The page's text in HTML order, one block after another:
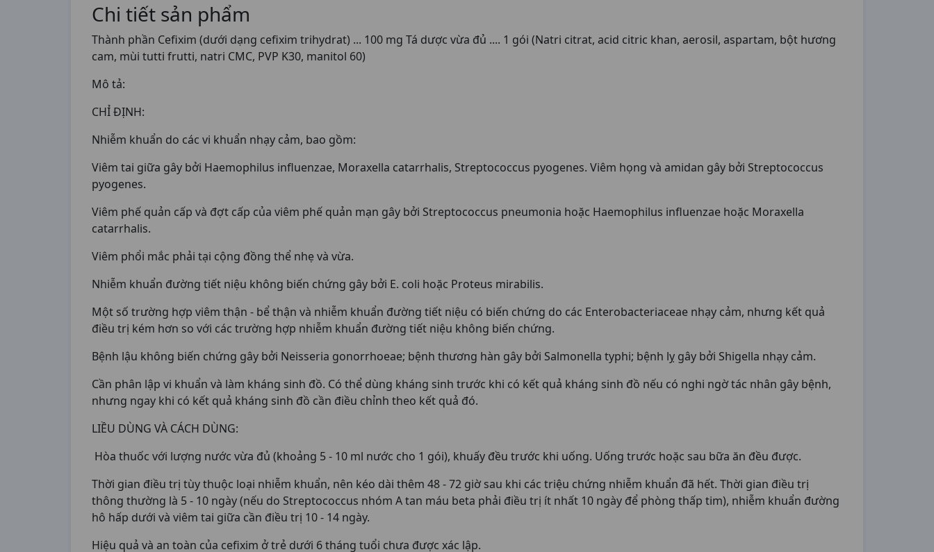
Chi tiết sản phẩm
Thành phần Cefixim (dưới dạng cefixim trihydrat) ... 100 mg Tá dược vừa đủ .... 1 gói (Natri citrat, acid citric khan, aerosil, aspartam, bột hương
cam, mùi tutti frutti, natri CMC, PVP K30, manitol 60)
Mô tả:
CHỈ ĐỊNH:
Nhiễm khuẩn do các vi khuẩn nhạy cảm, bao gồm:
Viêm tai giữa gây bởi Haemophilus influenzae, Moraxella catarrhalis, Streptococcus pyogenes. Viêm họng và amidan gây bởi Streptococcus
pyogenes.
Viêm phế quản cấp và đợt cấp của viêm phế quản mạn gây bởi Streptococcus pneumonia hoặc Haemophilus influenzae hoặc Moraxella
catarrhalis.
Viêm phổi mắc phải tại cộng đồng thể nhẹ và vừa.
Nhiễm khuẩn đường tiết niệu không biến chứng gây bởi E. coli hoặc Proteus mirabilis.
Một số trường hợp viêm thận - bể thận và nhiễm khuẩn đường tiết niệu có biến chứng do các Enterobacteriaceae nhạy cảm, nhưng kết quả
điều trị kém hơn so với các trường hợp nhiễm khuẩn đường tiết niệu không biến chứng.
Bệnh lậu không biến chứng gây bởi Neisseria gonorrhoeae; bệnh thương hàn gây bởi Salmonella typhi; bệnh lỵ gây bởi Shigella nhạy cảm.
Cần phân lập vi khuẩn và làm kháng sinh đồ. Có thể dùng kháng sinh trước khi có kết quả kháng sinh đồ nếu có nghi ngờ tác nhân gây bệnh,
nhưng ngay khi có kết quả kháng sinh đồ cần điều chỉnh theo kết quả đó.
LIỀU DÙNG VÀ CÁCH DÙNG:
Hòa thuốc với lượng nước vừa đủ (khoảng 5 - 10 ml nước cho 1 gói), khuấy đều trước khi uống. Uống trước hoặc sau bữa ăn đều được.
Thời gian điều trị tùy thuộc loại nhiễm khuẩn, nên kéo dài thêm 48 - 72 giờ sau khi các triệu chứng nhiễm khuẩn đã hết. Thời gian điều trị
thông thường là 5 - 10 ngày (nếu do Streptococcus nhóm A tan máu beta phải điều trị ít nhất 10 ngày để phòng thấp tim), nhiễm khuẩn đường
hô hấp dưới và viêm tai giữa cần điều trị 10 - 14 ngày.
Hiệu quả và an toàn của cefixim ở trẻ dưới 6 tháng tuổi chưa được xác lập.